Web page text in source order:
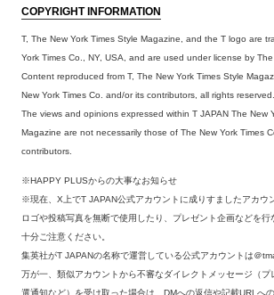
COPYRIGHT INFORMATION
T, The New York Times Style Magazine, and the T logo are
York Times Co., NY, USA, and are used under license by
Content reproduced from T, The New York Times Style
New York Times Co. and/or its contributors, all rights reserved.
The views and opinions expressed within T JAPAN The New
Magazine are not necessarily those of The New York Times
contributors.
※HAPPY PLUSからの大事なお知らせ
※現在、X上でT JAPAN公式アカウントに成りすましたアカウ
ロゴや投稿写真を無断で使用したり、プレゼント企画などを
十分ご注意ください。
集英社がT JAPANの名称で運営している公式アカウントは＠
万が一、類似アカウントから不審なダイレクトメッセージ（プ
選通知など）を受け取った場合は、DMへの返信や記載URLへ